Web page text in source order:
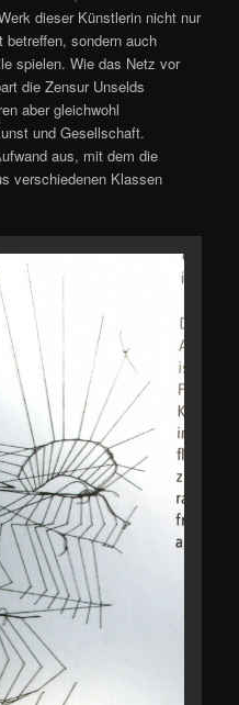
dieser Künstlerin nicht nur
sondern auch
spielen. Wie das Netz vor
die Zensur Unselds
aber gleichwohl
und Gesellschaft.
aus, mit dem die
verschiedenen Klassen